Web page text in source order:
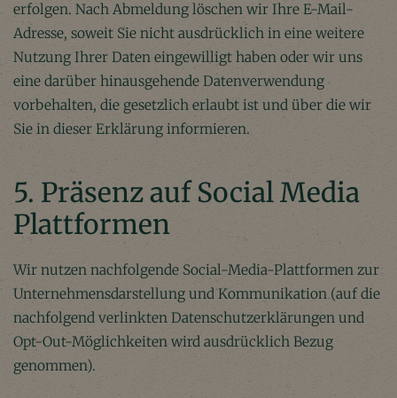
erfolgen. Nach Abmeldung löschen wir Ihre E-Mail-
Adresse, soweit Sie nicht ausdrücklich in eine weitere
Nutzung Ihrer Daten eingewilligt haben oder wir uns
eine darüber hinausgehende Datenverwendung
vorbehalten, die gesetzlich erlaubt ist und über die wir
Sie in dieser Erklärung informieren.
5. Präsenz auf Social Media
Plattformen
Wir nutzen nachfolgende Social-Media-Plattformen zur
Unternehmensdarstellung und Kommunikation (auf die
nachfolgend verlinkten Datenschutzerklärungen und
Opt-Out-Möglichkeiten wird ausdrücklich Bezug
genommen).